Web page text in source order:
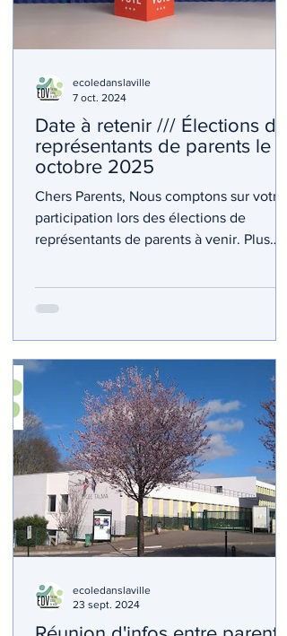
Date à retenir /// Élections des
représentants de parents le 10
octobre 2025
Chers Parents, Nous comptons sur votre
participation lors des élections de
représentants de parents à venir. Plus
ecoledanslaville
7 oct. 2024
ecoledanslaville
23 sept. 2024